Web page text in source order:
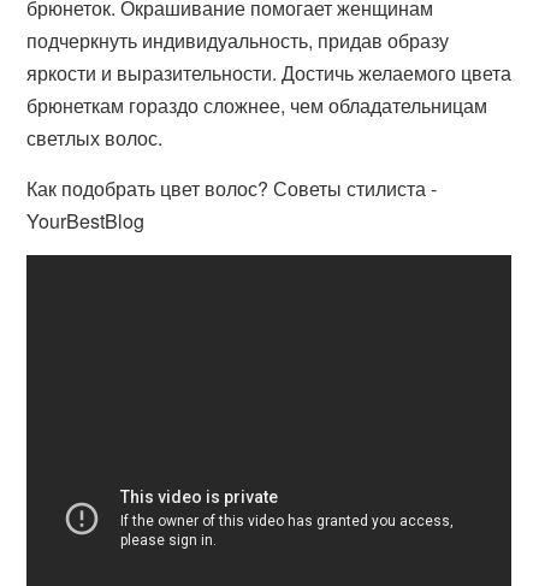
брюнеток. Окрашивание помогает женщинам
подчеркнуть индивидуальность, придав образу
яркости и выразительности. Достичь желаемого цвета
брюнеткам гораздо сложнее, чем обладательницам
светлых волос.
Как подобрать цвет волос? Советы стилиста -
YourBestBlog